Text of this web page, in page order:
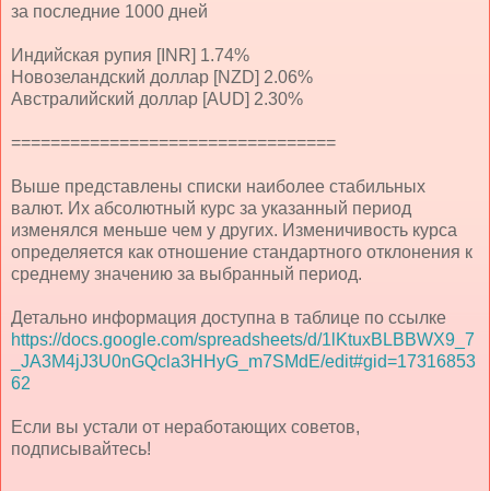
за последние 1000 дней
Индийская рупия [INR] 1.74%
Новозеландский доллар [NZD] 2.06%
Австралийский доллар [AUD] 2.30%
=================================
Выше представлены списки наиболее стабильных
валют. Их абсолютный курс за указанный период
изменялся меньше чем у других. Изменичивость курса
определяется как отношение стандартного отклонения к
среднему значению за выбранный период.
Детально информация доступна в таблице по ссылке
https://docs.google.com/spreadsheets/d/1lKtuxBLBBWX9_7
_JA3M4jJ3U0nGQcla3HHyG_m7SMdE/edit#gid=17316853
62
Если вы устали от неработающих советов,
подписывайтесь!